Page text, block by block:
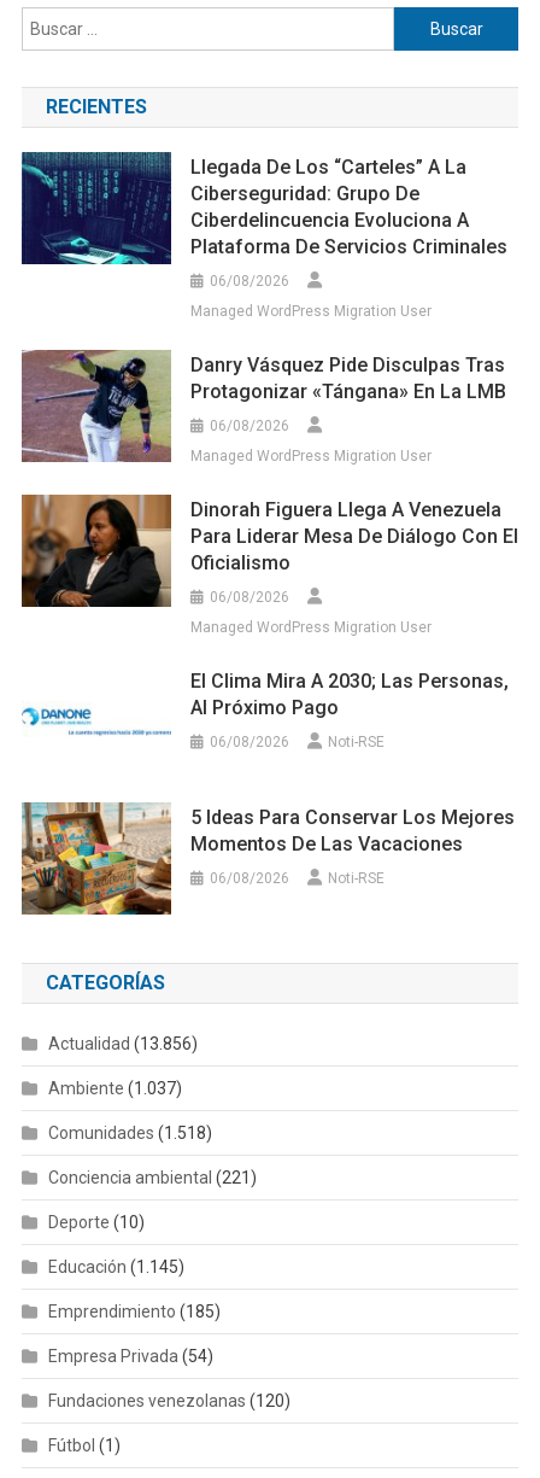
Buscar:
RECIENTES
Llegada De Los “carteles” A La
Ciberseguridad: Grupo De
Ciberdelincuencia Evoluciona A
Plataforma De Servicios Criminales
06/08/2026
Managed WordPress Migration User
Danry Vásquez Pide Disculpas Tras
Protagonizar «tángana» En La LMB
06/08/2026
Managed WordPress Migration User
Dinorah Figuera Llega A Venezuela
Para Liderar Mesa De Diálogo Con El
Oficialismo
06/08/2026
Managed WordPress Migration User
El Clima Mira A 2030; Las Personas,
Al Próximo Pago
06/08/2026 Noti-RSE
5 Ideas Para Conservar Los Mejores
Momentos De Las Vacaciones
06/08/2026 Noti-RSE
CATEGORÍAS
Actualidad (13.856)
Ambiente (1.037)
Comunidades (1.518)
Conciencia ambiental (221)
Deporte (10)
Educación (1.145)
Emprendimiento (185)
Empresa Privada (54)
Fundaciones venezolanas (120)
Fútbol (1)